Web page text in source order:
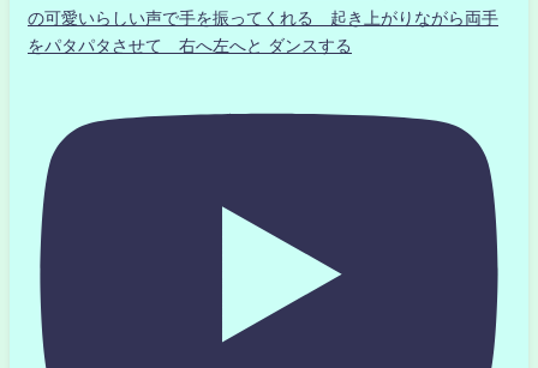
の可愛いらしい声で手を振ってくれる 起き上がりながら両手
をパタパタさせて 右へ左へと ダンスする